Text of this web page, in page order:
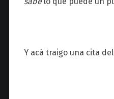
Y acá traigo una cita